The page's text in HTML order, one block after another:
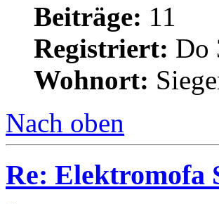
Beiträge: 11
Registriert: Do
Wohnort:
Nach oben
Re: Elektromofa